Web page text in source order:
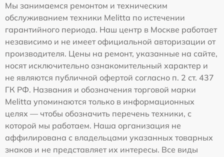
Мы занимаемся ремонтом и техническим
обслуживанием техники Melitta по истечении
гарантийного периода. Наш центр в Москве работает
независимо и не имеет официальной авторизации от
производителя. Цены на ремонт, указанные на сайте,
носят исключительно ознакомительный характер и
не являются публичной офертой согласно п. 2 ст. 437
ГК РФ. Названия и обозначения торговой марки
Melitta упоминаются только в информационных
целях — чтобы обозначить перечень техники, с
которой мы работаем. Наша организация не
аффилирована с владельцами указанных товарных
знаков и не представляет их интересы. Все виды